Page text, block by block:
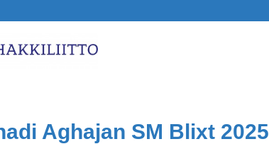
Aghajan SM Blixt 2025